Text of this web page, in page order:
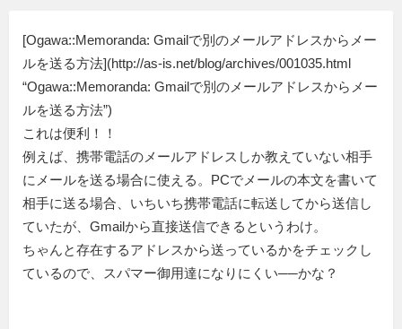
[Ogawa::Memoranda: Gmailで別のメールアドレスからメー
ルを送る方法](http://as-is.net/blog/archives/001035.html
“Ogawa::Memoranda: Gmailで別のメールアドレスからメー
ルを送る方法”)
これは便利！！
例えば、携帯電話のメールアドレスしか教えていない相手
にメールを送る場合に使える。PCでメールの本文を書いて
相手に送る場合、いちいち携帯電話に転送してから送信し
ていたが、Gmailから直接送信できるというわけ。
ちゃんと存在するアドレスから送っているかをチェックし
ているので、スパマー御用達になりにくい──かな？